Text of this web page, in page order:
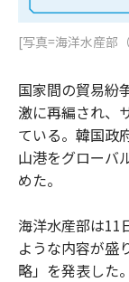
[写真=海洋水産部
国家間の貿易紛
激に再編され、
ている。韓国政
山港をグローバ
めた。
海洋水産部は11
ような内容が盛
略」を発表した。